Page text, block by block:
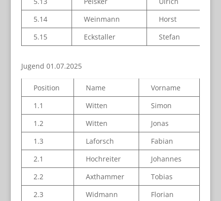
5.14
Weinmann
Horst
5.15
Eckstaller Stefan
Jugend 01.07.2025
Position Name
Vorname
1.1
Witten
Simon
1.2
Witten
Jonas
1.3
Laforsch
Fabian
2.1
Hochreiter
Johannes
2.2
Axthammer
Tobias
2.3
Widmann
Florian